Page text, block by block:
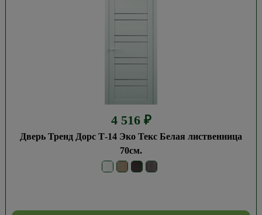
4 516 ₽
Дверь Тренд Дорс Т-14 Эко Текс Белая лиственница
70см.